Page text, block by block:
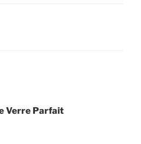
Verre Parfait